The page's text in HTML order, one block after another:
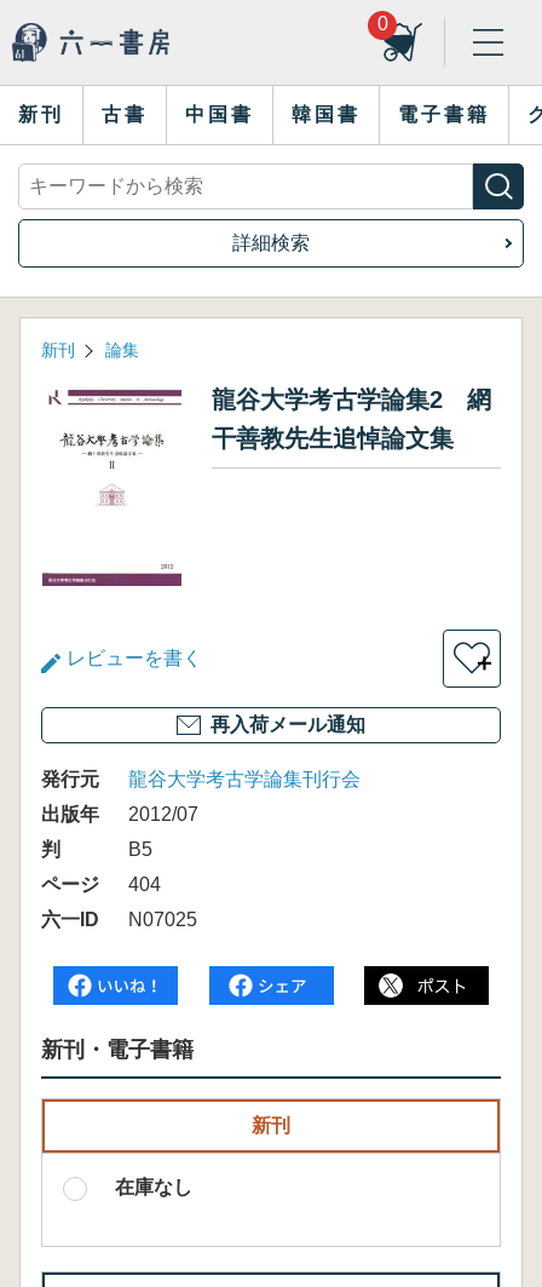
0
新刊 古書 中国書 韓国書 電子書籍
詳細検索
新刊 論集
龍谷大学考古学論集2 網
干善教先生追悼論文集
レビューを書く ＋
再入荷メール通知
発行元
龍谷大学考古学論集刊行会
出版年
2012/07
判
B5
ページ
404
六一ID
N07025
新刊・電子書籍
新刊
在庫なし